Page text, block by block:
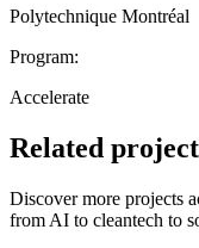
Polytechnique Montréal
Program:
Accelerate
Related
Discover more projects
from AI to cleantech to